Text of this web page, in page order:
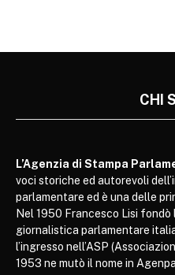
CHI
L’Agenzia di Stampa
voci storiche ed autorevoli
parlamentare ed è una delle
Nel 1950 Francesco Lisi
giornalistica parlamentare
l’ingresso nell’ASP
1953 ne mutò il nome in